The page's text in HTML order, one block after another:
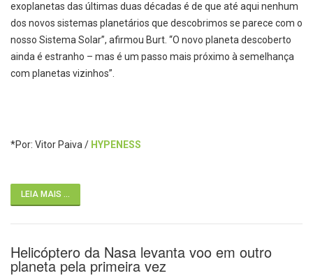
exoplanetas das últimas duas décadas é de que até aqui nenhum
dos novos sistemas planetários que descobrimos se parece com o
nosso Sistema Solar”, afirmou Burt. “O novo planeta descoberto
ainda é estranho – mas é um passo mais próximo à semelhança
com planetas vizinhos”.
*Por: Vitor Paiva / HYPENESS
LEIA MAIS ...
Helicóptero da Nasa levanta voo em outro
planeta pela primeira vez